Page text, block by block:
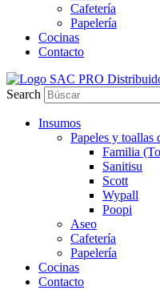
Cafetería
Papelería
Cocinas
Contacto
Search
Insumos
Papeles y toallas
Familia
Sanitisu
Scott
Wypall
Poopi
Aseo
Cafetería
Papelería
Cocinas
Contacto